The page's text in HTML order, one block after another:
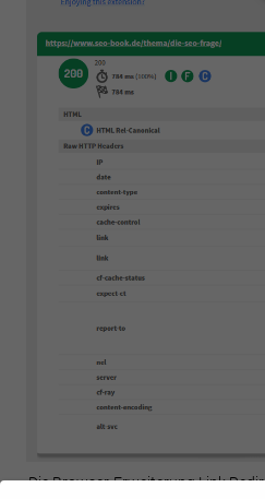
Die Browser-Erweiterung Link